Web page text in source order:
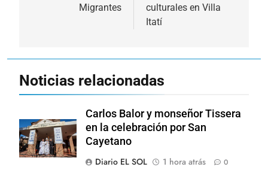
Migrantes
culturales en Villa
Itatí
Noticias relacionadas
Carlos Balor y monseñor Tissera
en la celebración por San
Cayetano
Diario EL SOL
1 hora atrás 0